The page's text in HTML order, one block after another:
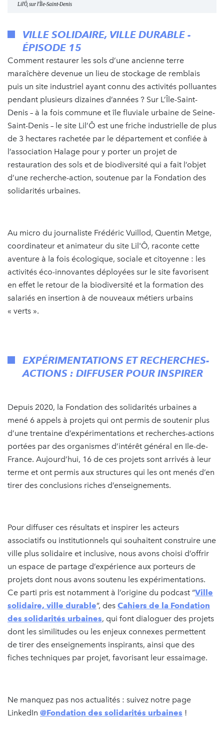
Lil'Ô, sur l'Île-Saint-Denis
VILLE SOLIDAIRE, VILLE DURABLE -
ÉPISODE 15
Comment restaurer les sols d’une ancienne terre
maraîchère devenue un lieu de stockage de remblais
puis un site industriel ayant connu des activités polluantes
pendant plusieurs dizaines d’années ? Sur L’Île-Saint-
Denis – à la fois commune et île fluviale urbaine de Seine-
Saint-Denis – le site Lil’Ô est une friche industrielle de plus
de 3 hectares rachetée par le département et confiée à
l’association Halage pour y porter un projet de
restauration des sols et de biodiversité qui a fait l’objet
d’une recherche-action, soutenue par la Fondation des
solidarités urbaines.
Au micro du journaliste Frédéric Vuillod, Quentin Metge,
coordinateur et animateur du site Lil'Ô, raconte cette
aventure à la fois écologique, sociale et citoyenne : les
activités éco-innovantes déployées sur le site favorisent
en effet le retour de la biodiversité et la formation des
salariés en insertion à de nouveaux métiers urbains
« verts ».
EXPÉRIMENTATIONS ET RECHERCHES-
ACTIONS : DIFFUSER POUR INSPIRER
Depuis 2020, la Fondation des solidarités urbaines a
mené 6 appels à projets qui ont permis de soutenir plus
d’une trentaine d’expérimentations et recherches-actions
portées par des organismes d’intérêt général en Ile-de-
France. Aujourd’hui, 16 de ces projets sont arrivés à leur
terme et ont permis aux structures qui les ont menés d’en
tirer des conclusions riches d’enseignements.
Pour diffuser ces résultats et inspirer les acteurs
associatifs ou institutionnels qui souhaitent construire une
ville plus solidaire et inclusive, nous avons choisi d’offrir
un espace de partage d’expérience aux porteurs de
projets dont nous avons soutenu les expérimentations.
Ce parti pris est notamment à l’origine du podcast “Ville
solidaire, ville durable”, des Cahiers de la Fondation
des solidarités urbaines, qui font dialoguer des projets
dont les similitudes ou les enjeux connexes permettent
de tirer des enseignements inspirants, ainsi que des
fiches techniques par projet, favorisant leur essaimage.
Ne manquez pas nos actualités : suivez notre page
LinkedIn @Fondation des solidarités urbaines !